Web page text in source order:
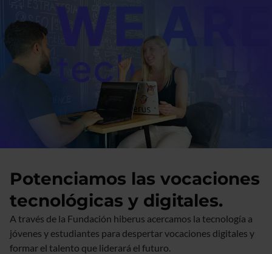
Potenciamos las vocaciones
tecnológicas y digitales.
A través de la Fundación hiberus acercamos la tecnología a
jóvenes y estudiantes para despertar vocaciones digitales y
formar el talento que liderará el futuro.